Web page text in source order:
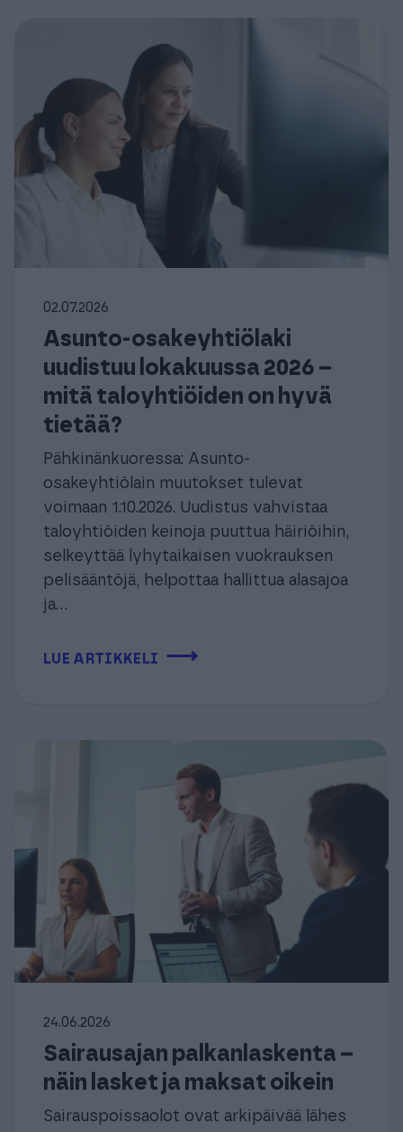
02.07.2026
Asunto-osakeyhtiölaki
uudistuu lokakuussa 2026 –
mitä taloyhtiöiden on hyvä
tietää?
Pähkinänkuoressa: Asunto-
osakeyhtiölain muutokset tulevat
voimaan 1.10.2026. Uudistus vahvistaa
taloyhtiöiden keinoja puuttua häiriöihin,
selkeyttää lyhytaikaisen vuokrauksen
pelisääntöjä, helpottaa hallittua alasajoa
ja...
LUE ARTIKKELI ⟶
24.06.2026
Sairausajan palkanlaskenta –
näin lasket ja maksat oikein
Sairauspoissaolot ovat arkipäivää lähes